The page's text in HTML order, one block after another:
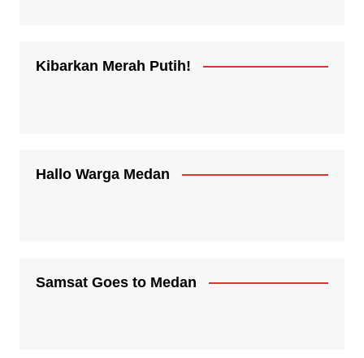
Kibarkan Merah Putih!
Hallo Warga Medan
Samsat Goes to Medan